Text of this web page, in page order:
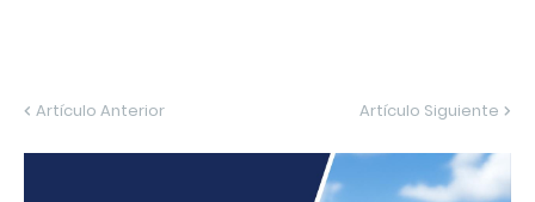
Artículo Anterior Artículo Siguiente